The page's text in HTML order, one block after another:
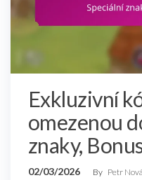
Exkluzivní
omezenou
znaky,
02/03/2026 By Petr